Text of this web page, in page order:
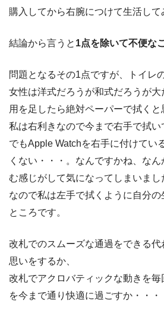
購入してから右腕につけて生活して
結論から言うと 1点を除いて不便な
問題となるその1点ですが、トイレ
女性は洋式だろうが和式だろうが大
用を足したら絶対ペーパーで拭くと
私は右利きなので今まで右手で拭い
でもApple Watchを右手に付けてい
くない・・・。なんですかね、な
む感じがして気になってしまいまし
なので私は左手で拭くように自分
ところです。
改札でのスムーズな通過をできる
思いをするか、
改札でアクロバティックな動きを
を今まで通り快適に過ごすか・・・